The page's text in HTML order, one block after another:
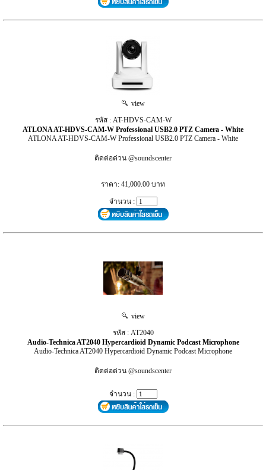
view
รหัส : AT-HDVS-CAM-W
ATLONA AT-HDVS-CAM-W Professional USB2.0 PTZ Camera - White
ATLONA AT-HDVS-CAM-W Professional USB2.0 PTZ Camera - White
ติดต่อด่วน @soundscenter
ราคา: 41,000.00 บาท
จำนวน :
view
รหัส : AT2040
Audio-Technica AT2040 Hypercardioid Dynamic Podcast Microphone
Audio-Technica AT2040 Hypercardioid Dynamic Podcast Microphone
ติดต่อด่วน @soundscenter
จำนวน :